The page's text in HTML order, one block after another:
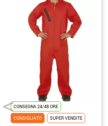
CONSEGNA 24/48 ORE
CONSIGLIATO
SUPER VENDITE